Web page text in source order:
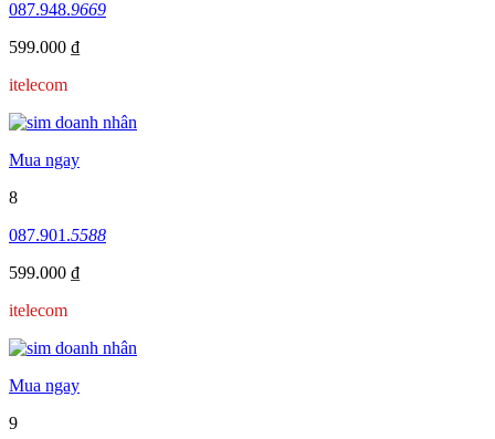
087.948.9669
599.000 ₫
itelecom
Mua ngay
8
087.901.5588
599.000 ₫
itelecom
Mua ngay
9